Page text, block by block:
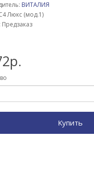
ВИТАЛИЯ
Люкс (мод.1)
Купить